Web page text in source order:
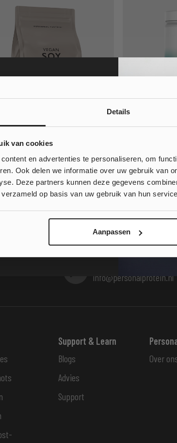
Details
van cookies
en advertenties te personaliseren, om
Ook delen we informatie over uw gebruik van
Deze partners kunnen deze gegevens
op basis van uw gebruik van hun
Aanpassen
eiwitshake
eiwit uit soja
€18,36
Waardering
uit 5
Heldere vegan
Plantaardig
€19,95 € 11,97
info@personalprotein.nl
Support & Learn
Blogs
Advies
Support
Over
10% korting
bestelling?
Ja, klinkt goed!